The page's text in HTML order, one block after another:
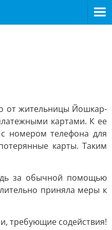
от жительницы Йошкар-
картами. К ее
номером телефона для
карты. Таким
за обычной помощью
приняла меры к
требующие содействия!